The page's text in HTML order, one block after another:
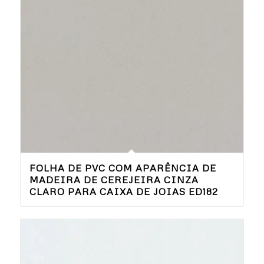
FOLHA DE PVC COM APARÊNCIA DE
MADEIRA DE CEREJEIRA CINZA
CLARO PARA CAIXA DE JOIAS ED182